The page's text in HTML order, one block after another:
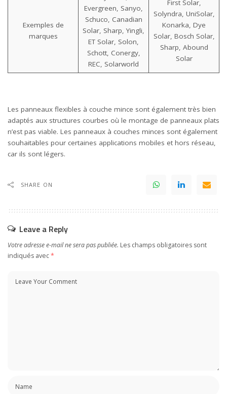
Exemples de
marques
Evergreen, Sanyo,
Schuco, Canadian
Solar, Sharp, Yingli,
ET Solar, Solon,
Schott, Conergy,
REC, Solarworld
First Solar,
Solyndra, UniSolar,
Konarka, Dye
Solar, Bosch Solar,
Sharp, Abound
Solar
Les panneaux flexibles à couche mince sont également très bien
adaptés aux structures courbes où le montage de panneaux plats
n’est pas viable. Les panneaux à couches minces sont également
souhaitables pour certaines applications mobiles et hors réseau,
car ils sont légers.
SHARE ON
Leave a Reply
Votre adresse e-mail ne sera pas publiée. Les champs obligatoires sont
indiqués avec*